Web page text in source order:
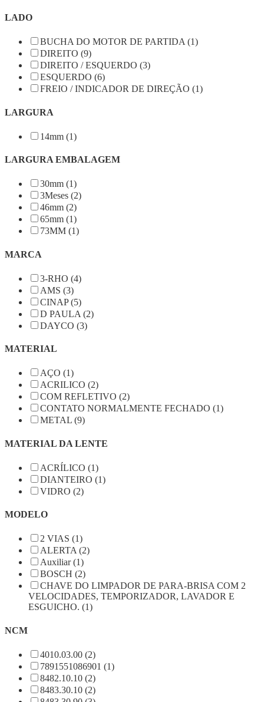
LADO
BUCHA DO MOTOR DE PARTIDA (1)
DIREITO (9)
DIREITO / ESQUERDO (3)
ESQUERDO (6)
FREIO / INDICADOR DE DIREÇÃO (1)
LARGURA
14mm (1)
LARGURA EMBALAGEM
30mm (1)
3Meses (2)
46mm (2)
65mm (1)
73MM (1)
MARCA
3-RHO (4)
AMS (3)
CINAP (5)
D PAULA (2)
DAYCO (3)
MATERIAL
AÇO (1)
ACRILICO (2)
COM REFLETIVO (2)
CONTATO NORMALMENTE FECHADO (1)
METAL (9)
MATERIAL DA LENTE
ACRÍLICO (1)
DIANTEIRO (1)
VIDRO (2)
MODELO
2 VIAS (1)
ALERTA (2)
Auxiliar (1)
BOSCH (2)
CHAVE DO LIMPADOR DE PARA-BRISA COM 2
VELOCIDADES, TEMPORIZADOR, LAVADOR E
ESGUICHO. (1)
NCM
4010.03.00 (2)
7891551086901 (1)
8482.10.10 (2)
8483.30.10 (2)